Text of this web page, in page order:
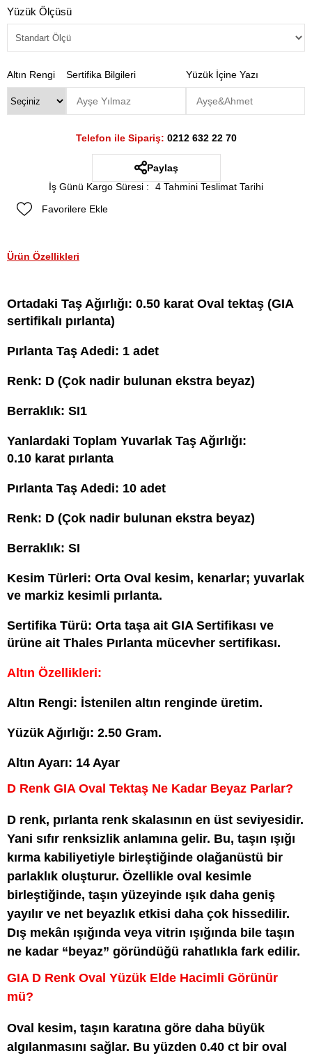
Yüzük Ölçüsü
Altın Rengi Sertifika Bilgileri Yüzük İçine Yazı
Telefon ile Sipariş: 0212 632 22 70
Paylaş
İş Günü Kargo Süresi :
4 Tahmini Teslimat Tarihi
Favorilere Ekle
Ürün Özellikleri
Ortadaki Taş Ağırlığı: 0.50 karat Oval tektaş (GIA
sertifikalı pırlanta)
Pırlanta Taş Adedi: 1 adet
Renk: D (Çok nadir bulunan ekstra beyaz)
Berraklık: SI1
Yanlardaki Toplam Yuvarlak Taş Ağırlığı:
0.10 karat pırlanta
Pırlanta Taş Adedi: 10 adet
Renk: D (Çok nadir bulunan ekstra beyaz)
Berraklık: SI
Kesim Türleri: Orta Oval kesim, kenarlar; yuvarlak
ve markiz kesimli pırlanta.
Sertifika Türü: Orta taşa ait GIA Sertifikası ve
ürüne ait Thales Pırlanta mücevher sertifikası.
Altın Özellikleri:
Altın Rengi: İstenilen altın renginde üretim.
Yüzük Ağırlığı: 2.50 Gram.
Altın Ayarı: 14 Ayar
D Renk GIA Oval Tektaş Ne Kadar Beyaz Parlar?
D renk, pırlanta renk skalasının en üst seviyesidir.
Yani sıfır renksizlik anlamına gelir. Bu, taşın ışığı
kırma kabiliyetiyle birleştiğinde olağanüstü bir
parlaklık oluşturur. Özellikle oval kesimle
birleştiğinde, taşın yüzeyinde ışık daha geniş
yayılır ve net beyazlık etkisi daha çok hissedilir.
Dış mekân ışığında veya vitrin ışığında bile taşın
ne kadar “beyaz” göründüğü rahatlıkla fark edilir.
GIA D Renk Oval Yüzük Elde Hacimli Görünür
mü?
Oval kesim, taşın karatına göre daha büyük
algılanmasını sağlar. Bu yüzden 0.40 ct bir oval